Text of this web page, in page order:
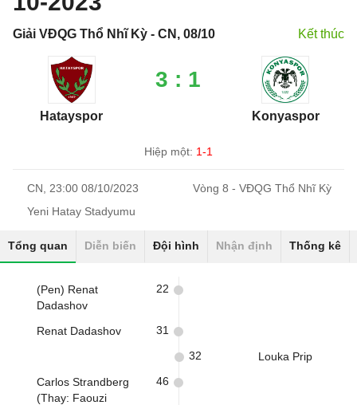
Giải VĐQG Thổ Nhĩ Kỳ - CN, 08/10 Kết thúc
Hatayspor
3 : 1
Konyaspor
Hiệp một: 1-1
CN, 23:00 08/10/2023
Vòng 8 - VĐQG Thổ Nhĩ Kỳ
Yeni Hatay Stadyumu
Tổng quan Diễn biến Đội hình Nhận định Thống kê
(Pen) Renat
Dadashov
22
Renat Dadashov 31
Louka Prip
32
Carlos Strandberg
(Thay: Faouzi
46